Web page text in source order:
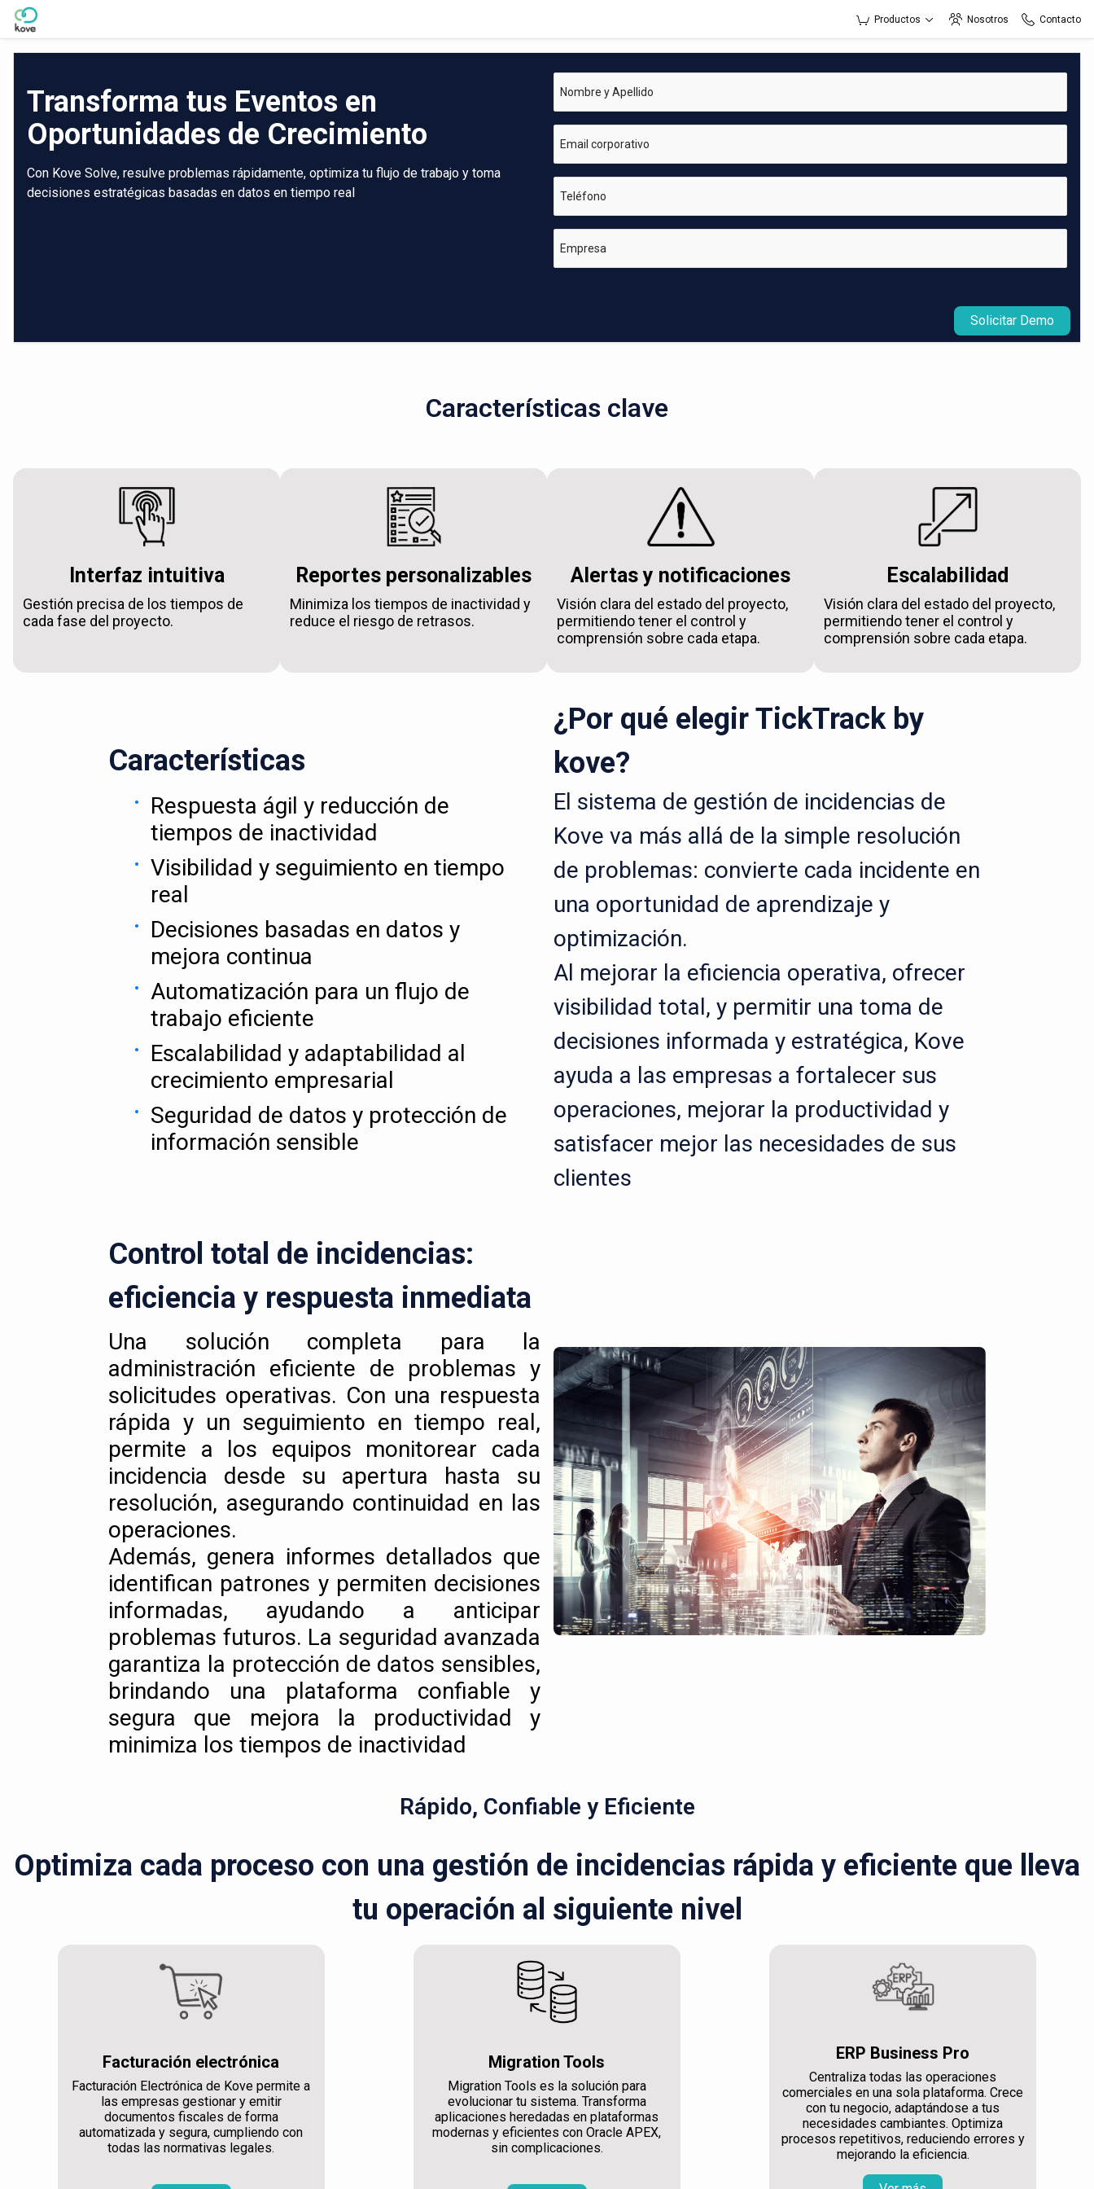
Skip to Main Content
Productos Nosotros Contacto
Transforma tus Eventos en
Oportunidades de Crecimiento
Con Kove Solve, resulve problemas rápidamente, optimiza tu flujo de trabajo y toma
decisiones estratégicas basadas en datos en tiempo real
Nombre y Apellido
Email corporativo
Teléfono
Empresa
Solicitar Demo
Características clave
Interfaz intuitiva
Gestión precisa de los tiempos de
cada fase del proyecto.
Reportes personalizables
Minimiza los tiempos de inactividad y
reduce el riesgo de retrasos.
Alertas y notificaciones
Visión clara del estado del proyecto,
permitiendo tener el control y
comprensión sobre cada etapa.
Escalabilidad
Visión clara del estado del proyecto,
permitiendo tener el control y
comprensión sobre cada etapa.
Características
Respuesta ágil y reducción de
tiempos de inactividad
Visibilidad y seguimiento en tiempo
real
Decisiones basadas en datos y
mejora continua
Automatización para un flujo de
trabajo eficiente
Escalabilidad y adaptabilidad al
crecimiento empresarial
Seguridad de datos y protección de
información sensible
¿Por qué elegir TickTrack by
kove?
El sistema de gestión de incidencias de
Kove va más allá de la simple resolución
de problemas: convierte cada incidente en
una oportunidad de aprendizaje y
optimización.
Al mejorar la eficiencia operativa, ofrecer
visibilidad total, y permitir una toma de
decisiones informada y estratégica, Kove
ayuda a las empresas a fortalecer sus
operaciones, mejorar la productividad y
satisfacer mejor las necesidades de sus
clientes
Control total de incidencias:
eficiencia y respuesta inmediata
Una solución completa para la
administración eficiente de problemas y
solicitudes operativas. Con una respuesta
rápida y un seguimiento en tiempo real,
permite a los equipos monitorear cada
incidencia desde su apertura hasta su
resolución, asegurando continuidad en las
operaciones.
Además, genera informes detallados que
identifican patrones y permiten decisiones
informadas, ayudando a anticipar
problemas futuros. La seguridad avanzada
garantiza la protección de datos sensibles,
brindando una plataforma confiable y
segura que mejora la productividad y
minimiza los tiempos de inactividad
Rápido, Confiable y Eficiente
Optimiza cada proceso con una gestión de incidencias rápida y eficiente que lleva
tu operación al siguiente nivel
Facturación electrónica
Facturación Electrónica de Kove permite a
las empresas gestionar y emitir
documentos fiscales de forma
automatizada y segura, cumpliendo con
todas las normativas legales.
Migration Tools
Migration Tools es la solución para
evolucionar tu sistema. Transforma
aplicaciones heredadas en plataformas
modernas y eficientes con Oracle APEX,
sin complicaciones.
ERP Business Pro
Centraliza todas las operaciones
comerciales en una sola plataforma. Crece
con tu negocio, adaptándose a tus
necesidades cambiantes. Optimiza
procesos repetitivos, reduciendo errores y
mejorando la eficiencia.